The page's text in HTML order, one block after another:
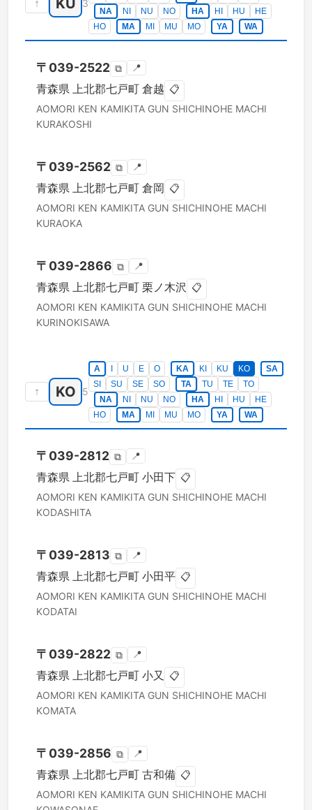
↑ KU 3
NA
NI NU NO HA HI HU
HE
HO
MA MI MU MO YA WA
〒 039-2522 ⧉ 📍
青森県 上北郡七戸町 倉越 📋
AOMORI KEN KAMIKITA GUN SHICHINOHE MACHI
KURAKOSHI
〒 039-2562 ⧉ 📍
青森県 上北郡七戸町 倉岡 📋
AOMORI KEN KAMIKITA GUN SHICHINOHE MACHI
KURAOKA
〒 039-2866 ⧉ 📍
青森県 上北郡七戸町 栗ノ木沢 📋
AOMORI KEN KAMIKITA GUN SHICHINOHE MACHI
KURINOKISAWA
↑ KO 5
A U E O KA KI KU KO
SA
SI
SU SE SO TA TU TE
TO
NA
NI NU NO HA HI HU
HE
HO
MA MI MU MO YA WA
〒 039-2812 ⧉ 📍
青森県 上北郡七戸町 小田下 📋
AOMORI KEN KAMIKITA GUN SHICHINOHE MACHI
KODASHITA
〒 039-2813 ⧉ 📍
青森県 上北郡七戸町 小田平 📋
AOMORI KEN KAMIKITA GUN SHICHINOHE MACHI
KODATAI
〒 039-2822 ⧉ 📍
青森県 上北郡七戸町 小又 📋
AOMORI KEN KAMIKITA GUN SHICHINOHE MACHI
KOMATA
〒 039-2856 ⧉ 📍
青森県 上北郡七戸町 古和備 📋
AOMORI KEN KAMIKITA GUN SHICHINOHE MACHI